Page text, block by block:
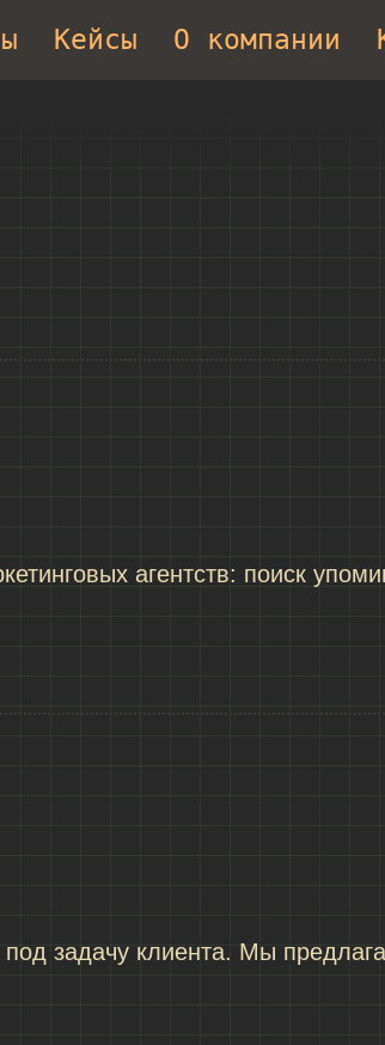
Кейсы О компании
агентств: поиск
задачу клиента. Мы